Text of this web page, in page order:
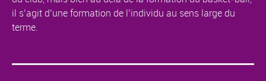
il s’agit d’une formation de l’individu au sens large du
terme.